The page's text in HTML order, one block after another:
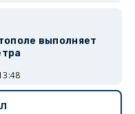
выполняет